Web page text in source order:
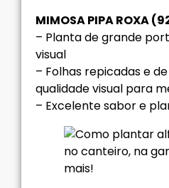
MIMOSA PIPA ROXA
– Planta de grande
visual
– Folhas repicadas e
qualidade visual para
– Excelente sabor e